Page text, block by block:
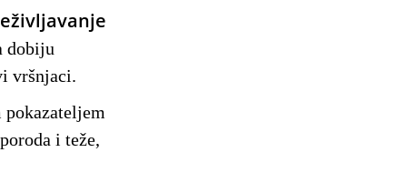
dobiju
vršnjaci.
i teže,